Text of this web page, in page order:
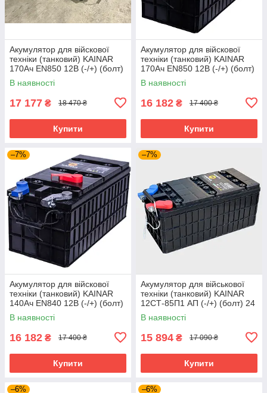
Акумулятор для війскової
техніки (танковий) KAINAR
170Ач EN850 12В (-/+) (болт)
(залитий) 570x240x235
В наявності
17 177 ₴ 18 470 ₴
Купити
Акумулятор для війскової
техніки (танковий) KAINAR
170Ач EN850 12В (-/+) (болт)
(сухозаряджениий)
570x240x235
В наявності
16 182 ₴ 17 400 ₴
Купити
–7%
Акумулятор для війскової
техніки (танковий) KAINAR
140Ач EN840 12В (-/+) (болт)
(сухозаряджениий)
570x240x235
В наявності
16 182 ₴ 17 400 ₴
Купити
–7%
Акумулятор для військової
техніки (танковий) KAINAR
12СТ-85П1 АП (-/+) (болт) 24
В (сухозаряджениий)
574x240x235
В наявності
15 894 ₴ 17 090 ₴
Купити
–6% –6%